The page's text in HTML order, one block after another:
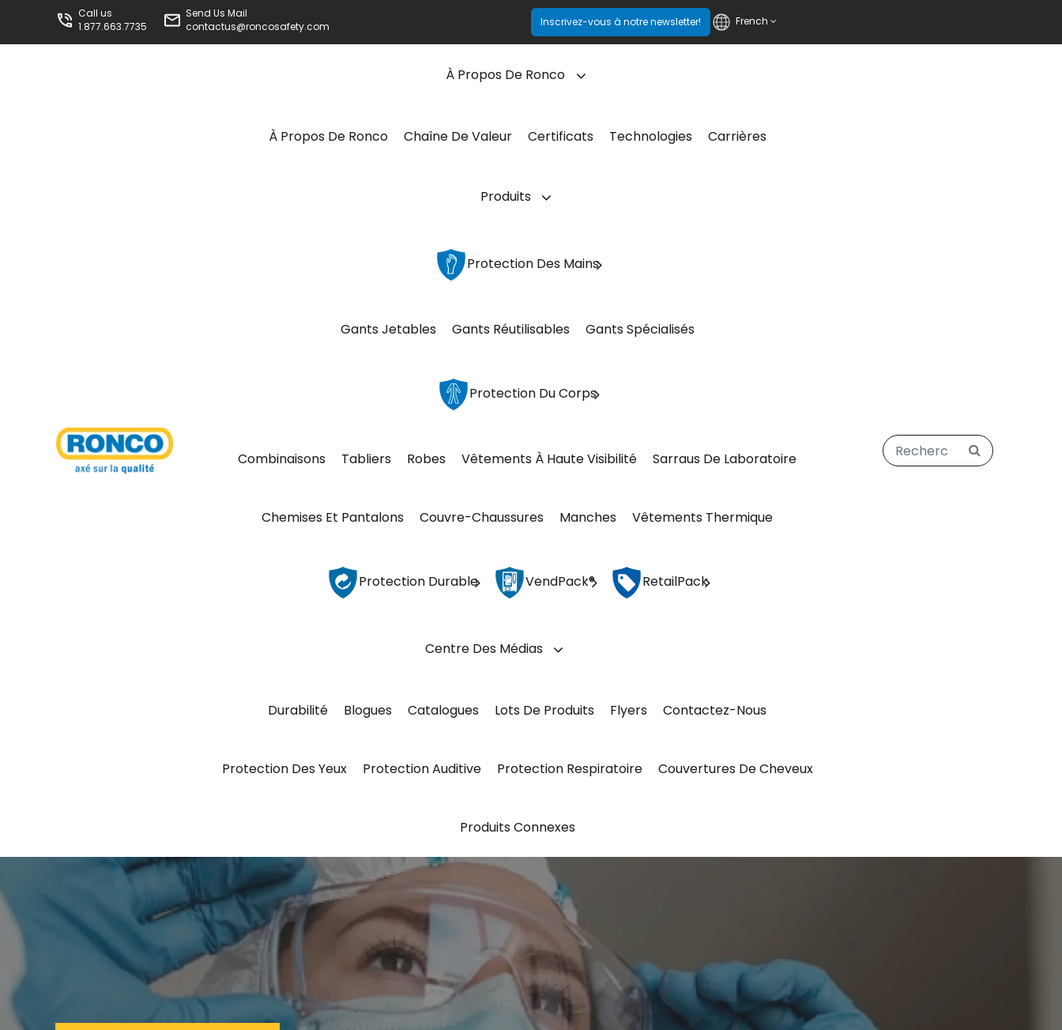
Call us
1.877.663.7735
Send Us Mail
contactus@roncosafety.com
Inscrivez-vous à notre newsletter! French
À Propos De Ronco
À Propos De Ronco Chaîne De Valeur Certificats Technologies Carrières
Produits
Protection Des Mains
Gants Jetables Gants Réutilisables Gants Spécialisés
Protection Du Corps
Combinaisons Tabliers Robes Vêtements À Haute Visibilité Sarraus De Laboratoire
Chemises Et Pantalons Couvre-Chaussures Manches Vêtements Thermique
Protection Durable VendPack® RetailPack
Durabilité
Centre Des Médias
Blogues Catalogues Lots De Produits Flyers Contactez-Nous
Protection Des Yeux Protection Auditive Protection Respiratoire Couvertures De Cheveux
Produits Connexes